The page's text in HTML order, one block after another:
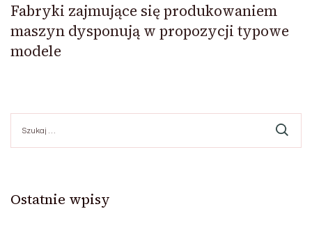
Fabryki zajmujące się produkowaniem
maszyn dysponują w propozycji typowe
modele
Ostatnie wpisy